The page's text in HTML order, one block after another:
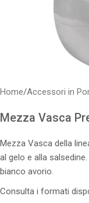
Home/Accessori in
Mezza Vasca
Mezza Vasca della
al gelo e alla
bianco avorio.
Consulta i formati